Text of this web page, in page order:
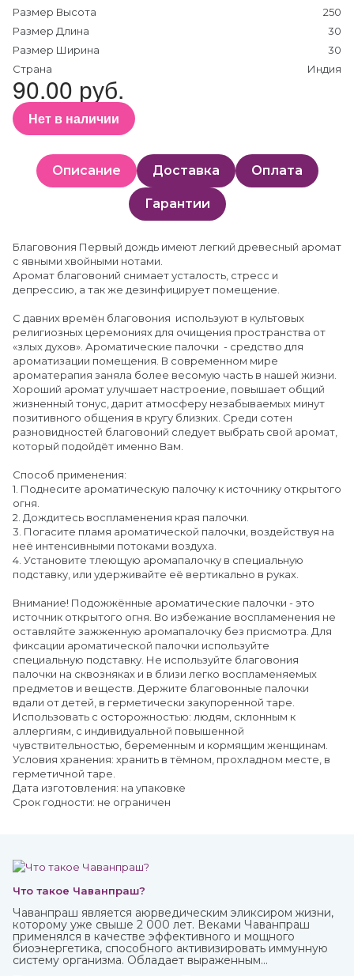
Размер Высота
250
Размер Длина
30
Размер Ширина
30
Страна
Индия
90.00 руб.
Нет в наличии
Описание Доставка Оплата
Гарантии
Благовония Первый дождь имеют легкий древесный аромат
с явными хвойными нотами.
Аромат благовоний снимает усталость, стресс и
депрессию, а так же дезинфицирует помещение.
С давних времён благовония используют в культовых
религиозных церемониях для очищения пространства от
«злых духов». Ароматические палочки - средство для
ароматизации помещения. В современном мире
ароматерапия заняла более весомую часть в нашей жизни.
Хороший аромат улучшает настроение, повышает общий
жизненный тонус, дарит атмосферу незабываемых минут
позитивного общения в кругу близких. Среди сотен
разновидностей благовоний следует выбрать свой аромат,
который подойдёт именно Вам.
Способ применения:
1. Поднесите ароматическую палочку к источнику открытого
огня.
2. Дождитесь воспламенения края палочки.
3. Погасите пламя ароматической палочки, воздействуя на
неё интенсивными потоками воздуха.
4. Установите тлеющую аромапалочку в специальную
подставку, или удерживайте её вертикально в руках.
Внимание! Подожжённые ароматические палочки - это
источник открытого огня. Во избежание воспламенения не
оставляйте зажженную аромапалочку без присмотра. Для
фиксации ароматической палочки используйте
специальную подставку. Не используйте благовония
палочки на сквозняках и в близи легко воспламеняемых
предметов и веществ. Держите благовонные палочки
вдали от детей, в герметически закупоренной таре.
Использовать с осторожностью: людям, склонным к
аллергиям, с индивидуальной повышенной
чувствительностью, беременным и кормящим женщинам.
Условия хранения: хранить в тёмном, прохладном месте, в
герметичной таре.
Дата изготовления: на упаковке
Срок годности: не ограничен
Что такое Чаванпраш?
Чаванпраш является аюрведическим эликсиром жизни,
которому уже свыше 2 000 лет. Веками Чаванпраш
применялся в качестве эффективного и мощного
биоэнергетика, способного активизировать иммунную
систему организма. Обладает выраженным